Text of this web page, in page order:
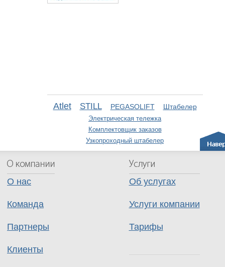
Atlet STILL PEGASOLIFT Штабелер
Электрическая тележка
Комплектовщик заказов
Узкопроходный штабелер
О нас
Команда
Партнеры
Клиенты
Об услугах
Услуги компании
Тарифы